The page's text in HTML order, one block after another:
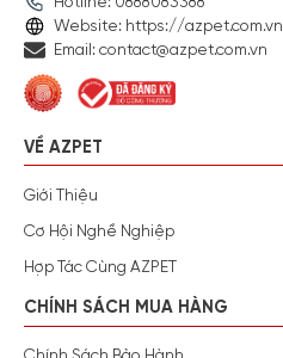
Website: https://azpet.com.vn
Email: contact@azpet.com.vn
VỀ AZPET
Giới Thiệu
Cơ Hội Nghề Nghiệp
Hợp Tác Cùng AZPET
CHÍNH SÁCH MUA HÀNG